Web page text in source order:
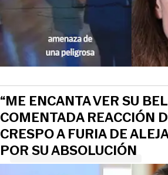
“ME ENCANTA VER SU
COMENTADA REACCIÓN
CRESPO A FURIA DE
POR SU ABSOLUCIÓN